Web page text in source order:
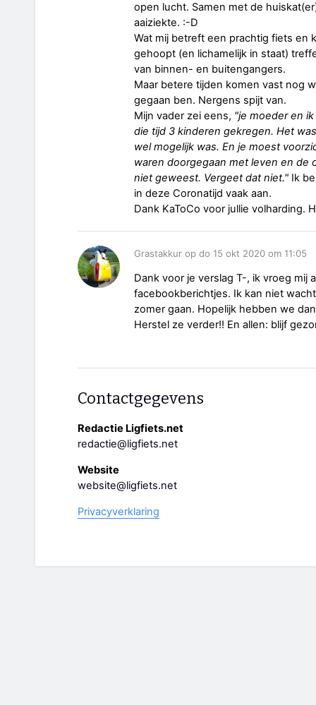
open lucht. Samen met de
aaiziekte. :-D
Wat mij betreft een prachtig fiets en
gehoopt (en lichamelijk in staat)
van binnen- en buitengangers.
Maar betere tijden komen vast nog
gegaan ben. Nergens spijt van.
Mijn vader zei eens, "je moeder en
die tijd 3 kinderen gekregen. Het
wel mogelijk was. En je moest
waren doorgegaan met leven en de
niet geweest. Vergeet dat niet." Ik
in deze Coronatijd vaak aan.
Dank KaToCo voor jullie volharding.
Grastakkur op do 15 okt 2020 om 11:05
Dank voor je verslag T-, ik vroeg mij
facebookberichtjes. Ik kan niet
zomer gaan. Hopelijk hebben we
Herstel ze verder!! En allen: blijf
Contactgegevens
Redactie Ligfiets.net
redactie@ligfiets.net
Website
website@ligfiets.net
Privacyverklaring